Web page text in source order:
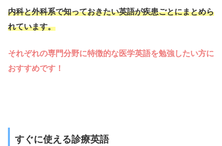
内科と外科系で知っておきたい英語が疾患ごとにまとめら
れています。
それぞれの専門分野に特徴的な医学英語を勉強したい方に
おすすめです！
すぐに使える診療英語